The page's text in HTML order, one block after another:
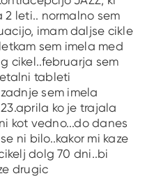
2 leti.. normalno sem
imam daljse cikle
sem imela med
cikel..februarja sem
tableti
sem imela
ko je trajala
kot vedno...do danes
ni bilo..kakor mi kaze
dolg 70 dni..bi
drugic